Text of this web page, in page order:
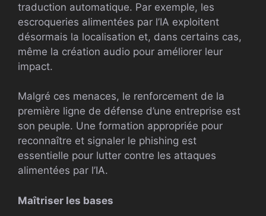
traduction automatique. Par exemple, les
escroqueries alimentées par l’IA exploitent
désormais la localisation et, dans certains cas,
même la création audio pour améliorer leur
impact.
Malgré ces menaces, le renforcement de la
première ligne de défense d’une entreprise est
son peuple. Une formation appropriée pour
reconnaître et signaler le phishing est
essentielle pour lutter contre les attaques
alimentées par l’IA.
Maîtriser les bases